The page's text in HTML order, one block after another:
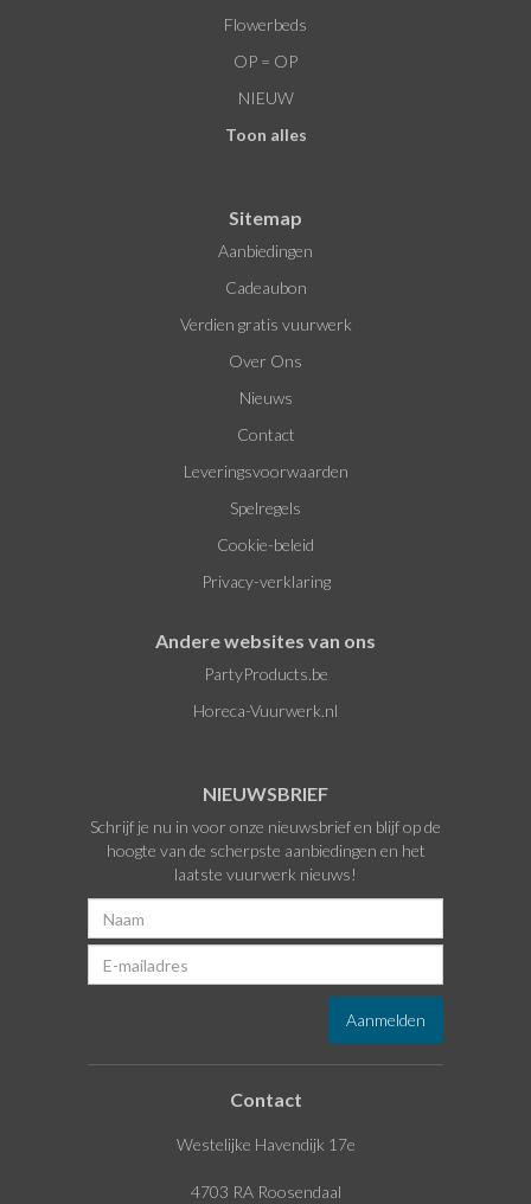
Flowerbeds
OP = OP
NIEUW
Toon alles
Sitemap
Aanbiedingen
Cadeaubon
Verdien gratis vuurwerk
Over Ons
Nieuws
Contact
Leveringsvoorwaarden
Spelregels
Cookie-beleid
Privacy-verklaring
Andere websites van ons
PartyProducts.be
Horeca-Vuurwerk.nl
NIEUWSBRIEF
Schrijf je nu in voor onze nieuwsbrief en blijf op de
hoogte van de scherpste aanbiedingen en het
laatste vuurwerk nieuws!
Contact
Westelijke Havendijk 17e
4703 RA Roosendaal